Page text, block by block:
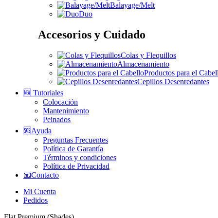
Balayage/Melt
Duo
Accesorios y Cuidado
Colas y Flequillos
Almacenamiento
Productos para el
Cepillos Desenredantes
🆕 Tutoriales
Colocación
Mantenimiento
Peinados
🆘Ayuda
Preguntas Frecuentes
Política de Garantía
Términos y condiciones
Política de Privacidad
📧Contacto
Mi Cuenta
Pedidos